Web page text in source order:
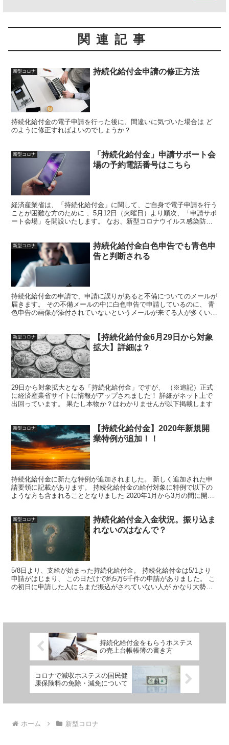
関連記事
新型コロナ 持続化給付金申請の修正方法
持続化給付金の電子申請を行った後に、間違いに気づいた場合は ど
のように修正すればよいのでしょうか？
新型コロナ
「持続化給付金」申請サポート会
場の予約電話番号はこちら
経済産業省は、「持続化給付金」に関して、ご自身で電子申請を行う
ことが困難な方のために 、5月12日（火曜日）より順次、「申請サポ
ート会場」を開設いたします。 なお、新型コロナウイルス感染防止
新型コロナ
持続化給付金白色申告でも青色申
告と判断される
持続化給付金の申請で、申請に誤りがあると不備についてのメールが
届きます。 その不備メールの中に白色申告で申請しているのに、 青
色申告の画像が添付されていないというメールが来てる人が多くいる
新型コロナ
【持続化給付金6月29日から対象
拡大】詳細は？
29日から対象拡大となる「持続化給付金」ですが、 （※追記）正式
に経済産業省サイトに情報がアップされました！ 詳細がネット上で
出回っています。 果たし本物か？はわかりませんが以下掲載します
新型コロナ
【持続化給付金】2020年新規開
業特例が追加！！
持続化給付金に新たな特例が追加されました。 新しく追加された申
請要領に記載があります。 持続化給付金の給付対象に特例で以下の
ような方も含まれることとなりました 2020年1月から3月の間に開業
新型コロナ
持続化給付金入金状況。振り込ま
れないのはなんで？
5/8日より、支給が始まった持続化給付金。 持続化給付金は5/1より
申請がはじまり、 この日だけで約5万6千件の申請がありました。 こ
の初日に申請した人にもまだ振込がされていない人が かなり大勢い
持続化給付金をもらうホステス
の売上台帳帳簿の書き方
コロナで減収ホステスの国民健
康保険料の免除・減免について
ホーム 新型コロナ